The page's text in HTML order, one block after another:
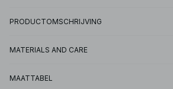
PRODUCTOMSCHRIJVING
MATERIALS AND CARE
MAATTABEL